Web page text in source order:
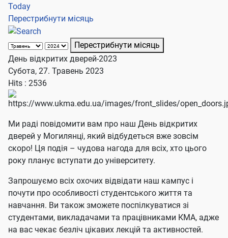
Today
Перестрибнути місяць
Перестрибнути місяць
День відкритих дверей-2023
Субота, 27. Травень 2023
Hits : 2536
Ми раді повідомити вам про наш День відкритих
дверей у Могилянці, який відбудеться вже зовсім
скоро! Ця подія – чудова нагода для всіх, хто цього
року планує вступати до університету.
Запрошуємо всіх охочих відвідати наш кампус і
почути про особливості студентського життя та
навчання. Ви також зможете поспілкуватися зі
студентами, викладачами та працівниками КМА, адже
на вас чекає безліч цікавих лекцій та активностей.